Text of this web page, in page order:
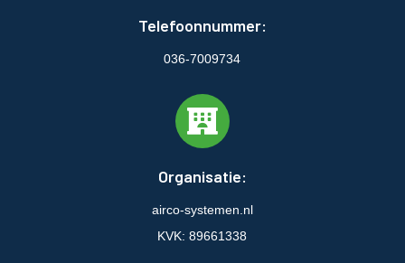
Telefoonnummer:
036-7009734
Organisatie:
airco-systemen.nl
KVK: 89661338